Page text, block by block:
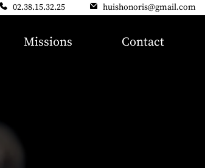
02.38.15.32.25 huishonoris@gmail.com
Missions
Contact